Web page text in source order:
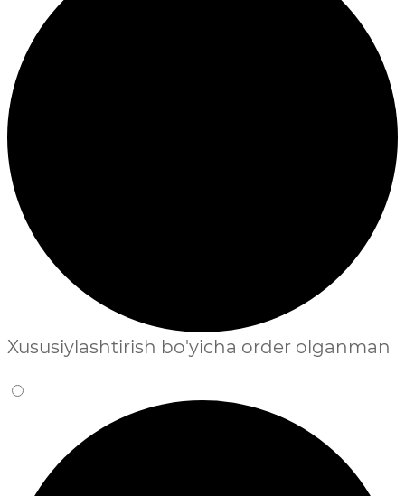
Xususiylashtirish bo'yicha order olganman